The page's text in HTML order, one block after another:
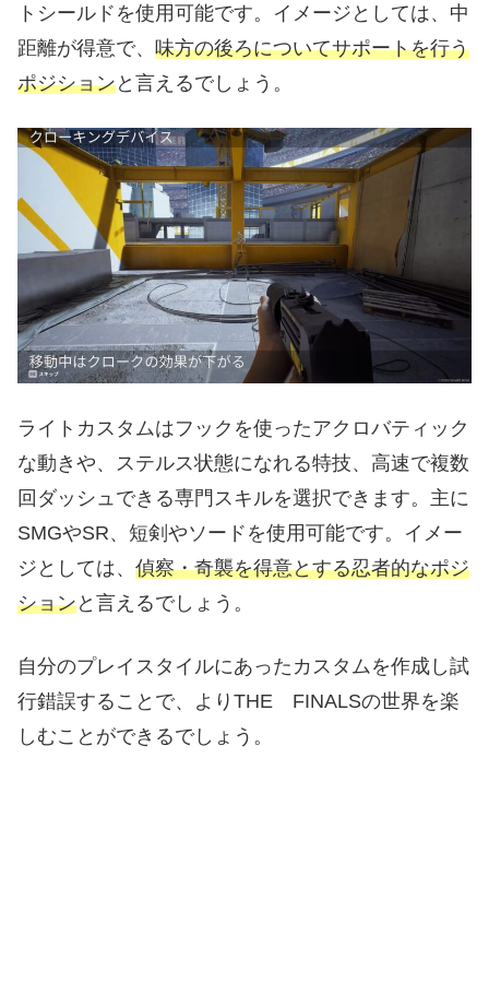
トシールドを使用可能です。イメージとしては、中
距離が得意で、 味方の後ろについてサポートを行う
ポジションと言えるでしょう。
ライトカスタムはフックを使ったアクロバティック
な動きや、ステルス状態になれる特技、高速で複数
回ダッシュできる専門スキルを選択できます。主に
SMGやSR、短剣やソードを使用可能です。イメー
ジとしては、 偵察・奇襲を得意とする忍者的なポジ
ションと言えるでしょう。
自分のプレイスタイルにあったカスタムを作成し試
行錯誤することで、よりTHE FINALSの世界を楽
しむことができるでしょう。